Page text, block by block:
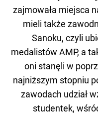
zajmowała miejsca
mieli także
Sanoku, czyli
medalistów AMP, a
oni stanęli w
najniższym stopniu
zawodach udział
studentek,